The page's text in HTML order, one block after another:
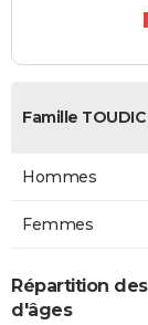
Famille TOUDIC
Hommes
Femmes
Répartition
d'âges